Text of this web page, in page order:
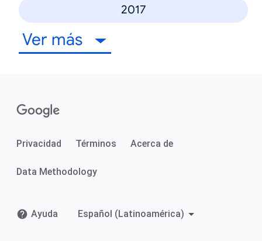
2017
Ver más
Privacidad Términos Acerca de
Data Methodology
Ayuda